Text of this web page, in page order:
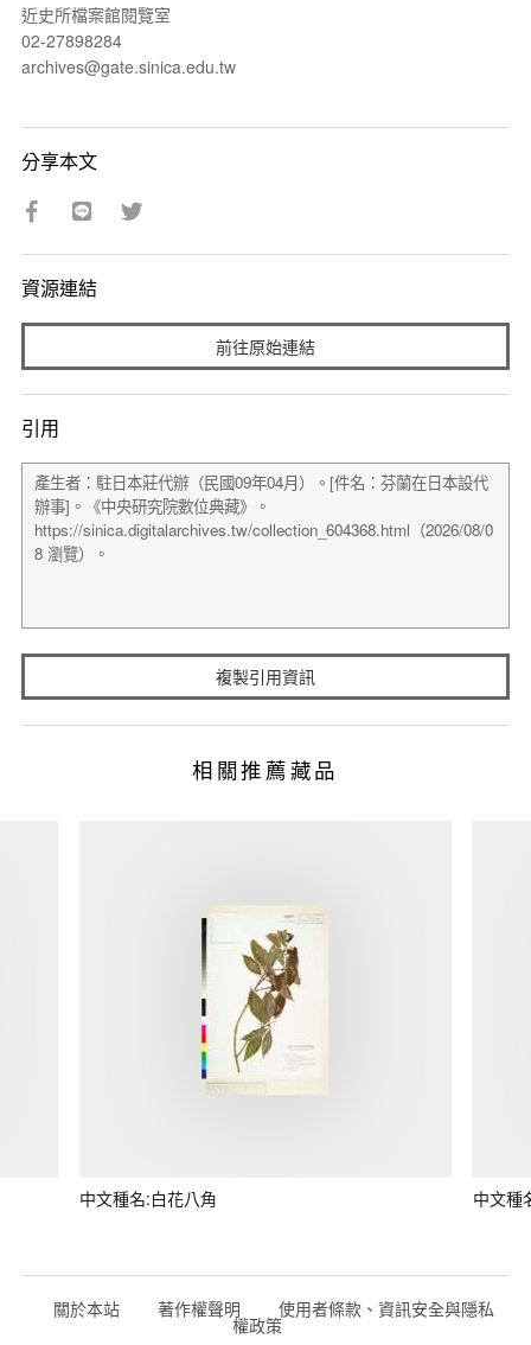
近史所檔案館閱覽室
02-27898284
archives@gate.sinica.edu.tw
分享本文
資源連結
前往原始連結
引用
複製引用資訊
相關推薦藏品
中文種名:白花八角 中文種
關於本站 著作權聲明 使用者條款、資訊安全與隱私
權政策